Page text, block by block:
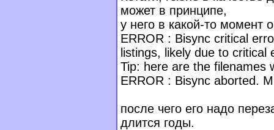
может в принципе,
у него в какой-то момент
ERROR : Bisync critical
listings, likely due to critical
Tip: here are the filenames
ERROR : Bisync aborted.
после чего его надо
длится годы.